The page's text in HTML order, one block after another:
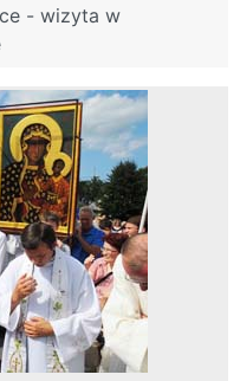
- wizyta w